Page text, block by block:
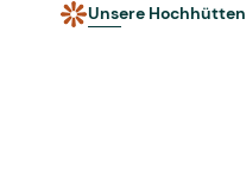
Unsere Hochhütten